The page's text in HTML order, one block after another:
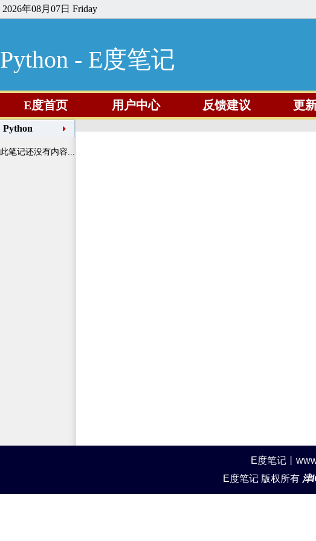
2026年08月07日 Friday
Python - E度笔记
E度首页 用户中心 反馈建议 更
Python
此笔记还没有内容...
E度笔记丨
E度笔记 版权所有 津